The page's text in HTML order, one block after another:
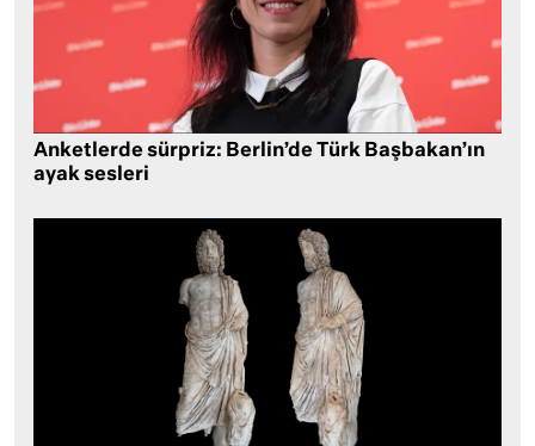
Anketlerde sürpriz: Berlin’de Türk Başbakan’ın
ayak sesleri